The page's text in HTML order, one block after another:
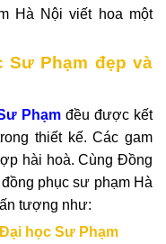
Hà Nội viết hoa một
Sư Phạm đẹp và
Phạm đều được kết
thiết kế. Các gam
hài hoà. Cùng Đồng
phục sư phạm Hà
tượng như:
học Sư Phạm